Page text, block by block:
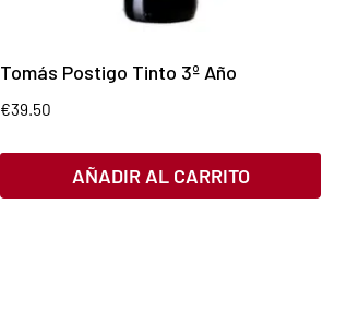
Tomás Postigo Tinto 3º Año
€39.50
AÑADIR AL CARRITO